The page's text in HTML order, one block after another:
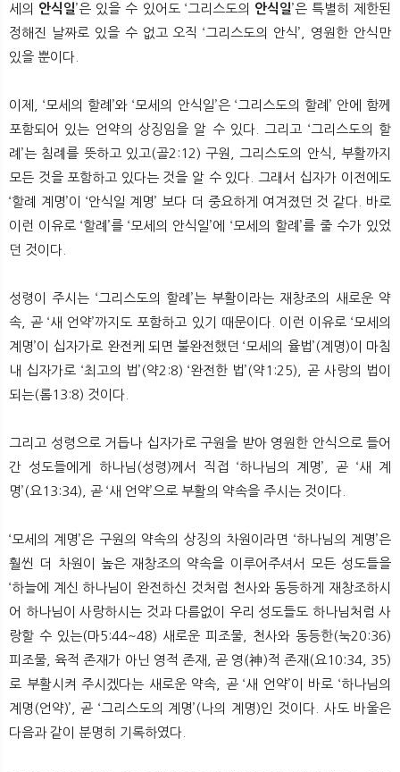
세의 안식일’은 있을 수 있어도 ‘그리스도의 안식일’은 특별히 제한된
정해진 날짜로 있을 수 없고 오직 ‘그리스도의 안식’, 영원한 안식만
있을 뿐이다.
이제, ‘모세의 할례’와 ‘모세의 안식일’은 ‘그리스도의 할례’ 안에 함께
포함되어 있는 언약의 상징임을 알 수 있다. 그리고 ‘그리스도의 할
례’는 침례를 뜻하고 있고(골2:12) 구원, 그리스도의 안식, 부활까지
모든 것을 포함하고 있다는 것을 알 수 있다. 그래서 십자가 이전에도
‘할례 계명’이 ‘안식일 계명’ 보다 더 중요하게 여겨졌던 것 같다. 바로
이런 이유로 ‘할례’를 ‘모세의 안식일’에 ‘모세의 할례’를 줄 수가 있었
던 것이다.
성령이 주시는 ‘그리스도의 할례’는 부활이라는 재창조의 새로운 약
속, 곧 ‘새 언약’까지도 포함하고 있기 때문이다. 이런 이유로 ‘모세의
계명’이 십자가로 완전케 되면 불완전했던 ‘모세의 율법’(계명)이 마침
내 십자가로 ‘최고의 법’(약2:8) ‘완전한 법’(약1:25), 곧 사랑의 법이
되는(롬13:8) 것이다.
그리고 성령으로 거듭나 십자가로 구원을 받아 영원한 안식으로 들어
간 성도들에게 하나님(성령)께서 직접 ‘하나님의 계명’, 곧 ‘새 계
명’(요13:34), 곧 ‘새 언약’으로 부활의 약속을 주시는 것이다.
‘모세의 계명’은 구원의 약속의 상징의 차원이라면 ‘하나님의 계명’은
훨씬 더 차원이 높은 재창조의 약속을 이루어주셔서 모든 성도들을
‘하늘에 계신 하나님이 완전하신 것처럼 천사와 동등하게 재창조하시
어 하나님이 사랑하시는 것과 다름없이 우리 성도들도 하나님처럼 사
랑할 수 있는(마5:44~48) 새로운 피조물, 천사와 동등한(눅20:36)
피조물, 육적 존재가 아닌 영적 존재, 곧 영(神)적 존재(요10:34, 35)
로 부활시켜 주시겠다는 새로운 약속, 곧 ‘새 언약’이 바로 ‘하나님의
계명(언약)’, 곧 ‘그리스도의 계명’(나의 계명)인 것이다. 사도 바울은
다음과 같이 분명히 기록하였다.